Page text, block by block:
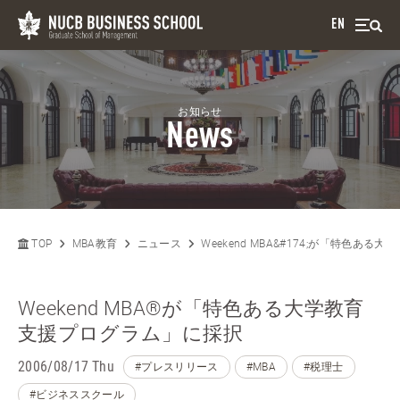
EN
お知らせ
News
TOP MBA教育 ニュース Weekend MBA&#174;が「特色ある大
Weekend MBA®が「特色ある大学教育
支援プログラム」に採択
2006/08/17 Thu #プレスリリース #MBA #税理士
#ビジネススクール